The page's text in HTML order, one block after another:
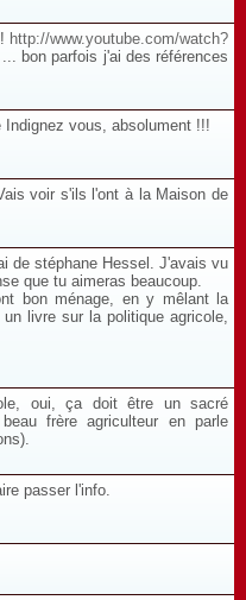
http://www.youtube.com/watch?
bon parfois j'ai des références
Indignez vous, absolument !!!
voir s'ils l'ont à la Maison de
de stéphane Hessel. J'avais vu
que tu aimeras beaucoup.
bon ménage, en y mêlant la
livre sur la politique agricole,
oui, ça doit être un sacré
frère agriculteur en parle
passer l'info.